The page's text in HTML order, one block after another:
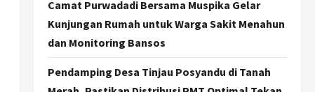
Camat Purwadadi Bersama Muspika Gelar
Kunjungan Rumah untuk Warga Sakit Menahun
dan Monitoring Bansos
Pendamping Desa Tinjau Posyandu di Tanah
4
Pendamping Desa
Karangmojo untuk
Optimalkan Pembangunan
dan Pemberdayaan
Kalurahan
Nasional
Kasus Eks Jampidsus Febrie